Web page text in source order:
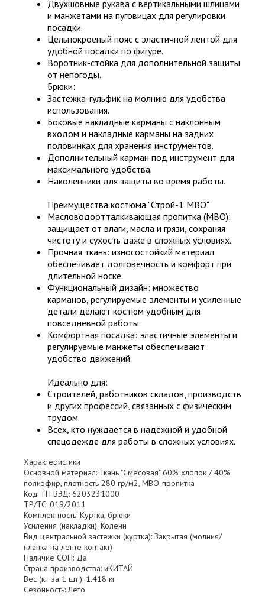
Двухшовные рукава с вертикальными шлицами
и манжетами на пуговицах для регулировки
посадки.
Цельнокроеный пояс с эластичной лентой для
удобной посадки по фигуре.
Воротник-стойка для дополнительной защиты
от непогоды.
Брюки:
Застежка-гульфик на молнию для удобства
использования.
Боковые накладные карманы с наклонным
входом и накладные карманы на задних
половинках для хранения инструментов.
Дополнительный карман под инструмент для
максимального удобства.
Наколенники для защиты во время работы.
Преимущества костюма "Строй-1 МВО"
Масловодоотталкивающая пропитка (МВО):
защищает от влаги, масла и грязи, сохраняя
чистоту и сухость даже в сложных условиях.
Прочная ткань: износостойкий материал
обеспечивает долговечность и комфорт при
длительной носке.
Функциональный дизайн: множество
карманов, регулируемые элементы и усиленные
детали делают костюм удобным для
повседневной работы.
Комфортная посадка: эластичные элементы и
регулируемые манжеты обеспечивают
удобство движений.
Идеально для:
Строителей, работников складов, производств
и других профессий, связанных с физическим
трудом.
Всех, кто нуждается в надежной и удобной
спецодежде для работы в сложных условиях.
Характеристики
Основной материал: Ткань "Смесовая" 60% хлопок / 40%
полиэфир, плотность 280 гр/м2, МВО-пропитка
Код ТН ВЭД: 6203231000
ТР/ТС: 019/2011
Комплектность: Куртка, брюки
Усиления (накладки): Колени
Вид центральной застежки (куртка): Закрытая (молния/
планка на ленте контакт)
Наличие СОП: Да
Страна производства: иКИТАЙ
Вес (кг. за 1 шт.): 1.418 кг
Сезонность: Лето